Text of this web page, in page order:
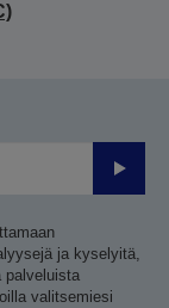
Lähetä
ja kyselyitä,
palveluista
valitsemiesi